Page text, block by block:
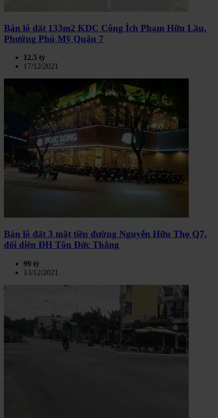
Bán lô đất 133m2 KDC Công Ích Phạm Hữu Lầu,
Phường Phú Mỹ Quận 7
12.5 tỷ
17/12/2021
Bán lô đất 3 mặt tiền đường Nguyễn Hữu Thọ Q7,
đối diện ĐH Tôn Đức Thắng
99 tỷ
13/12/2021